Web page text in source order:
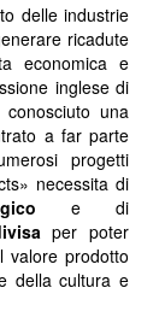
delle industrie
ricadute
economica e
inglese di
una
a far parte
progetti
necessita di
e di
per poter
valore prodotto
della cultura e